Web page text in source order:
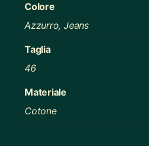
Colore
Azzurro, Jeans
Taglia
46
Materiale
Cotone